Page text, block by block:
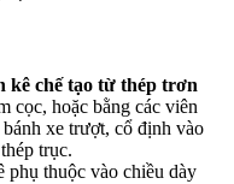
kê chế tạo từ thép trơn
cọc, hoặc bằng các viên
xe trượt, cổ định vào
trục.
phụ thuộc vào chiều dày